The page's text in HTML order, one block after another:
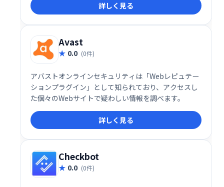
詳しく見る
Avast
0.0 (0件)
アバストオンラインセキュリティは「Webレピュテー
ションプラグイン」として知られており、アクセスし
た個々のWebサイトで疑わしい情報を調べます。
詳しく見る
Checkbot
0.0 (0件)